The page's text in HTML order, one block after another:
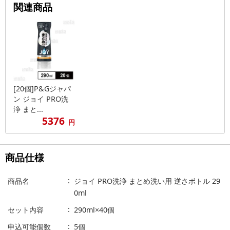
関連商品
[20個]P&Gジャパ
ン ジョイ PRO洗
浄 まと...
5376 円
商品仕様
商品名
ジョイ PRO洗浄 まとめ洗い用 逆さボトル 29
0ml
セット内容
290ml×40個
申込可能個数
5個